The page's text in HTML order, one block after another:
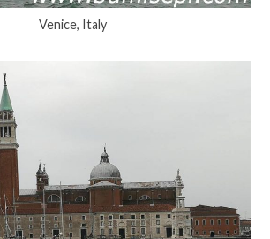
Venice, Italy